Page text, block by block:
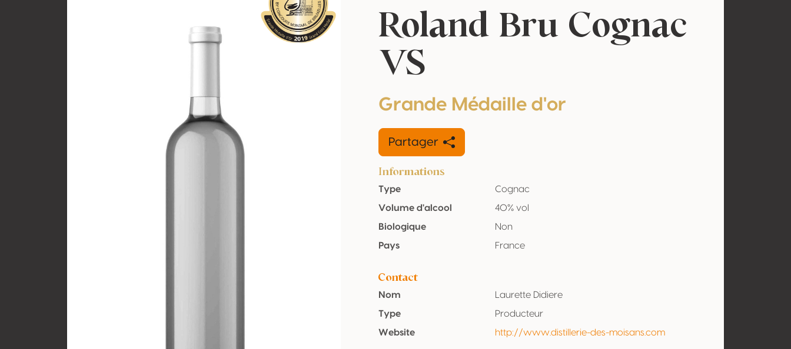
Roland Bru Cognac
VS
Grande Médaille d'or
Partager
Informations
Type
Cognac
Volume d'alcool
40% vol
Biologique
Non
Pays
France
Contact
Nom
Laurette Didiere
Type
Producteur
Website
http://www.distillerie-des-moisans.com